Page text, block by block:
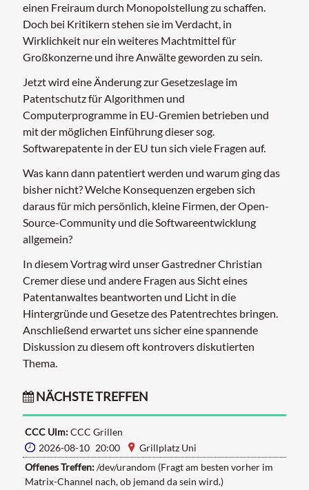
einen Freiraum durch Monopolstellung zu schaffen.
Doch bei Kritikern stehen sie im Verdacht, in
Wirklichkeit nur ein weiteres Machtmittel für
Großkonzerne und ihre Anwälte geworden zu sein.
Jetzt wird eine Änderung zur Gesetzeslage im
Patentschutz für Algorithmen und
Computerprogramme in EU-Gremien betrieben und
mit der möglichen Einführung dieser sog.
Softwarepatente in der EU tun sich viele Fragen auf.
Was kann dann patentiert werden und warum ging das
bisher nicht? Welche Konsequenzen ergeben sich
daraus für mich persönlich, kleine Firmen, der Open-
Source-Community und die Softwareentwicklung
allgemein?
In diesem Vortrag wird unser Gastredner Christian
Cremer diese und andere Fragen aus Sicht eines
Patentanwaltes beantworten und Licht in die
Hintergründe und Gesetze des Patentrechtes bringen.
Anschließend erwartet uns sicher eine spannende
Diskussion zu diesem oft kontrovers diskutierten
Thema.
NÄCHSTE TREFFEN
CCC Ulm:CCC Grillen
2026-08-10 20:00
Grillplatz Uni
Offenes Treffen:/dev/urandom (Fragt am besten vorher im
Matrix-Channel nach, ob jemand da sein wird.)